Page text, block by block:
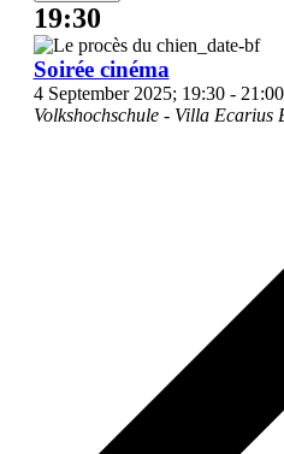
19:30
Soirée cinéma
4 September 2025; 19:30- 21:00
Volkshochschule - Villa Ecarius